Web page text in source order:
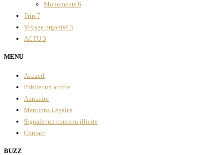
Monuments 6
Trip 7
Voyage organisé 3
ACTU 3
MENU
Accueil
Publier un article
Annuaire
Mentions Légales
Signaler un contenu illicite
Contact
BUZZ